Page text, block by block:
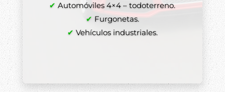
✔ Automóviles 4×4 – todoterreno.
✔ Furgonetas.
✔ Vehículos industriales.
✔